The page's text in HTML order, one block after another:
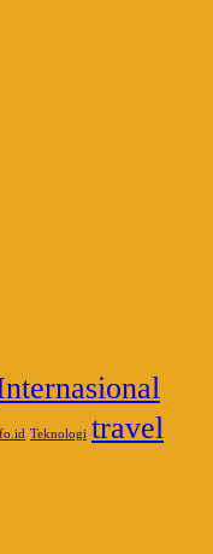
Teknologi travel